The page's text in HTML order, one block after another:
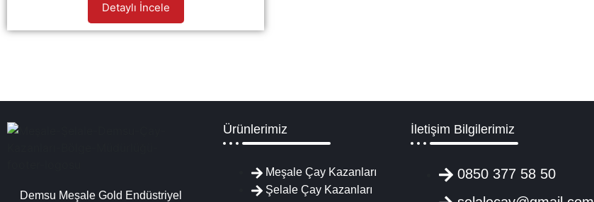
Detaylı İncele
Demsu Meşale Gold Endüstriyel
Ürünlerimiz
Meşale Çay Kazanları
Şelale Çay Kazanları
İletişim Bilgilerimiz
0850 377 58 50